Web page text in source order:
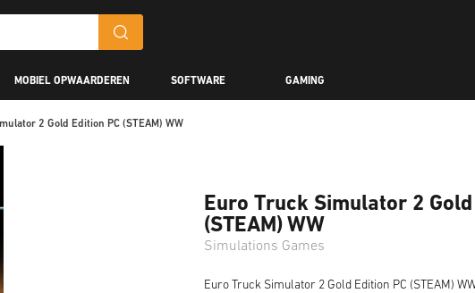
MOBIEL OPWAARDEREN SOFTWARE GAMING
2 Gold Edition PC (STEAM) WW
Euro Truck Simulator 2 Gold
(STEAM) WW
Simulations Games
Euro Truck Simulator 2 Gold Edition PC (STEAM)